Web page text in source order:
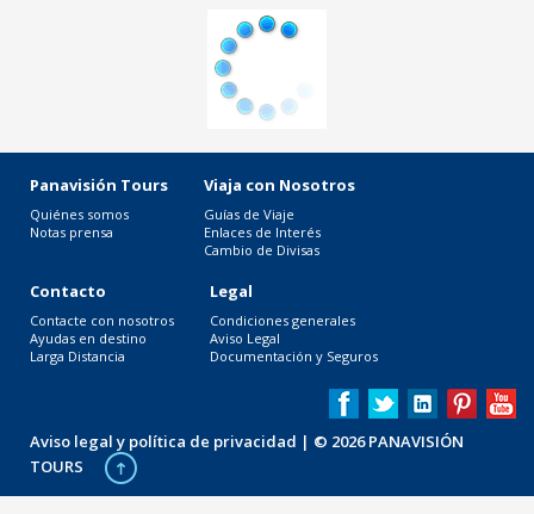
Panavisión Tours
Quiénes somos
Notas prensa
Viaja con Nosotros
Guías de Viaje
Enlaces de Interés
Cambio de Divisas
Contacto
Contacte con nosotros
Ayudas en destino
Larga Distancia
Legal
Condiciones generales
Aviso Legal
Documentación y Seguros
Aviso legal y política de privacidad | © 2026 PANAVISIÓN
TOURS